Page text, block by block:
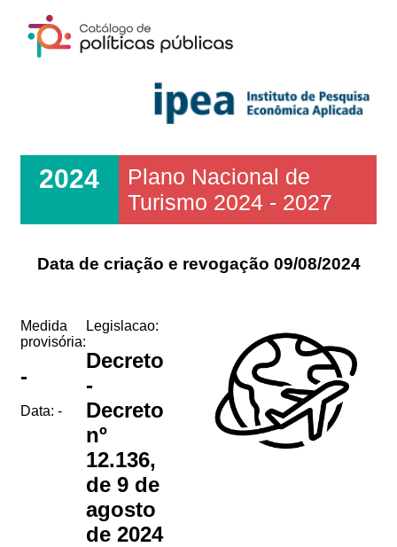
2024
Plano Nacional de
Turismo 2024 - 2027
Data de criação e revogação 09/08/2024
Medida
provisória:
-
Data: -
Legislacao:
Decreto
-
Decreto
nº
12.136,
de 9 de
agosto
de 2024